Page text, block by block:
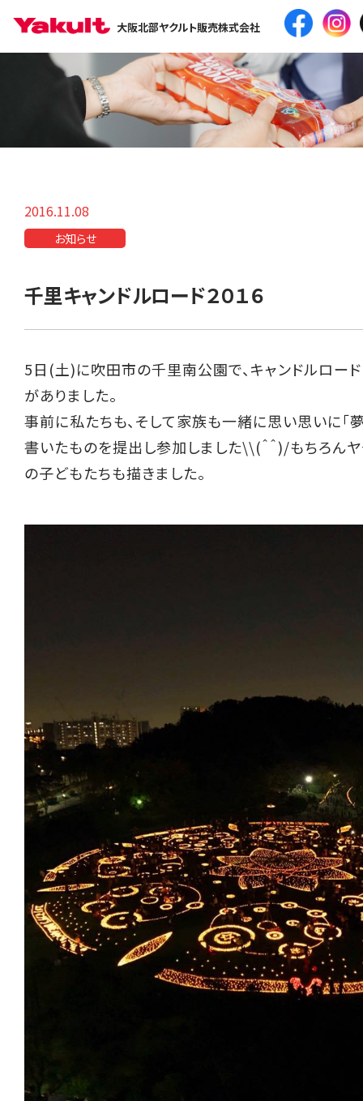
大阪北部ヤクルト販売株式会社
2016.11.08
お知らせ
千里キャンドルロード２０１６
5日(土)に吹田市の千里南公園で、キャンドルロー
がありました。
事前に私たちも、そして家族も一緒に思い思いに「
書いたものを提出し参加しました\\(＾＾)/もちろん
の子どもたちも描きました。